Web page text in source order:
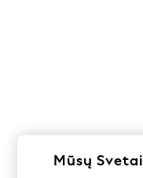
adidas
Mūsų